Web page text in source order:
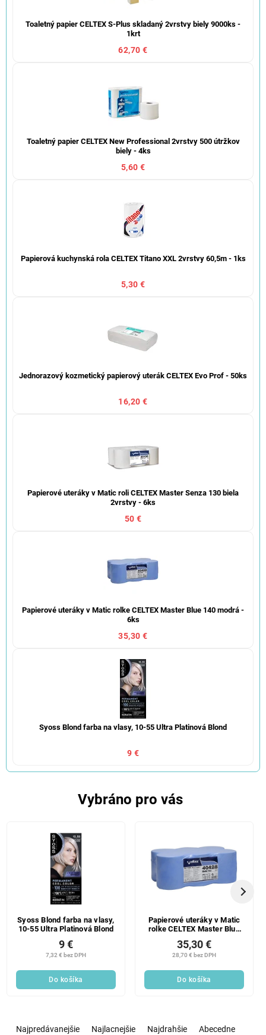
Toaletný papier CELTEX S-Plus skladaný 2vrstvy biely 9000ks -
1krt
62,70 €
Toaletný papier CELTEX New Professional 2vrstvy 500 útržkov
biely - 4ks
5,60 €
Papierová kuchynská rola CELTEX Titano XXL 2vrstvy 60,5m - 1ks
5,30 €
Jednorazový kozmetický papierový uterák CELTEX Evo Prof - 50ks
16,20 €
Papierové uteráky v Matic roli CELTEX Master Senza 130 biela
2vrstvy - 6ks
50 €
Papierové uteráky v Matic rolke CELTEX Master Blue 140 modrá -
6ks
35,30 €
Syoss Blond farba na vlasy, 10-55 Ultra Platinová Blond
9 €
Vybráno pro vás
Syoss Blond farba na vlasy,
10-55 Ultra Platinová Blond
7,32 € bez DPH
9 €
Do košíka
Papierové uteráky v Matic
rolke CELTEX Master Blue
28,70 € bez DPH
35,30 €
Do košíka
Najpredávanejšie Najlacnejšie Najdrahšie Abecedne